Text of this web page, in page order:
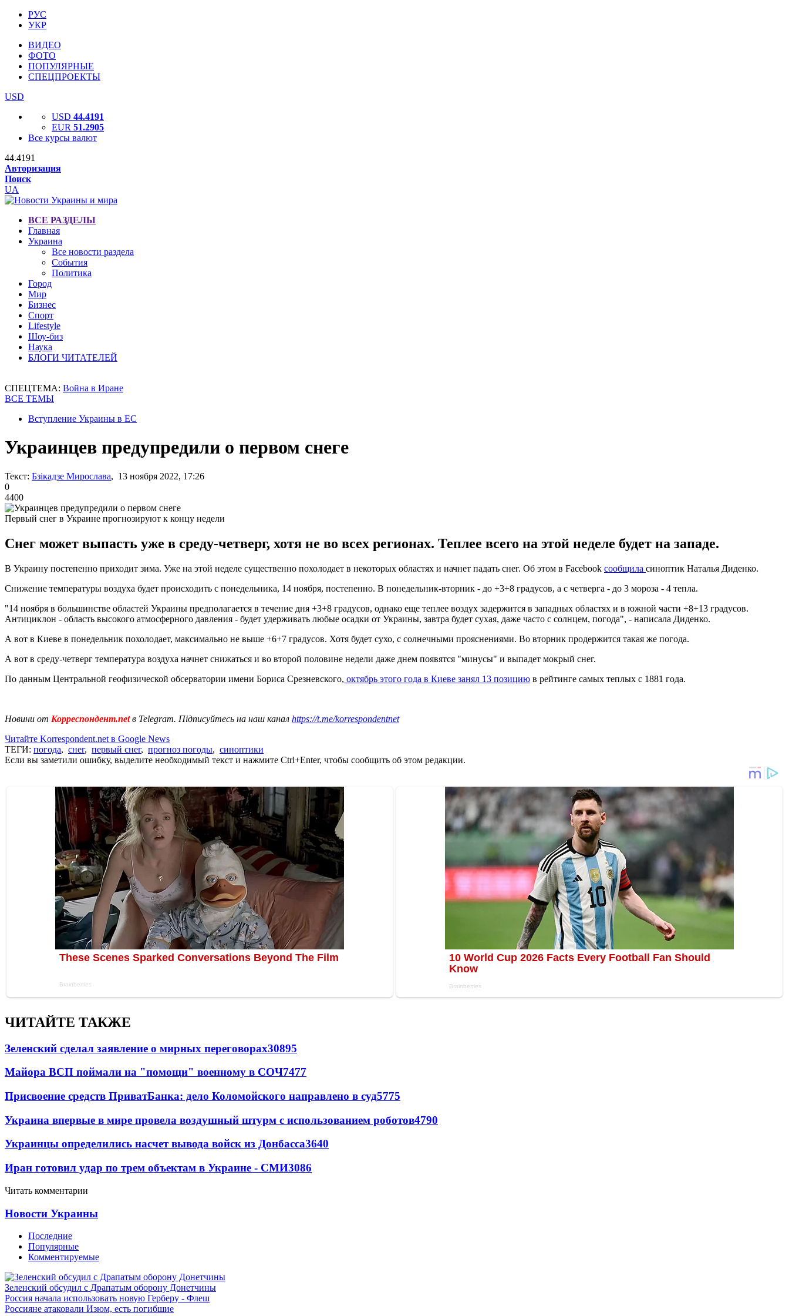
РУС
УКР
ВИДЕО
ФОТО
ПОПУЛЯРНЫЕ
СПЕЦПРОЕКТЫ
USD
USD 44.4191
EUR 51.2905
Все курсы валют
44.4191
Авторизация
Поиск
UA
ВСЕ РАЗДЕЛЫ
Главная
Украина
Все новости раздела
События
Политика
Город
Мир
Бизнес
Спорт
Lifestyle
Шоу-биз
Наука
БЛОГИ ЧИТАТЕЛЕЙ
СПЕЦТЕМА: Война в Иране
ВСЕ ТЕМЫ
Вступление Украины в ЕС
Украинцев предупредили о первом снеге
Текст: Бзікадзе Мирослава, 13 ноября 2022, 17:26
0
4400
Первый снег в Украине прогнозируют к концу недели
Снег может выпасть уже в среду-четверг, хотя не во всех регионах. Теплее всего на этой неделе будет на западе.
В Украину постепенно приходит зима. Уже на этой неделе существенно похолодает в некоторых областях и начнет падать снег. Об этом в Facebook сообщила синоптик Наталья Диденко.
Снижение температуры воздуха будет происходить с понедельника, 14 ноября, постепенно. В понедельник-вторник - до +3+8 градусов, а с четверга - до 3 мороза - 4 тепла.
"14 ноября в большинстве областей Украины предполагается в течение дня +3+8 градусов, однако еще теплее воздух задержится в западных областях и в южной части +8+13 градусов.
Антициклон - область высокого атмосферного давления - будет удерживать любые осадки от Украины, завтра будет сухая, даже часто с солнцем, погода", - написала Диденко.
А вот в Киеве в понедельник похолодает, максимально не выше +6+7 градусов. Хотя будет сухо, с солнечными прояснениями. Во вторник продержится такая же погода.
А вот в среду-четверг температура воздуха начнет снижаться и во второй половине недели даже днем ​​появятся "минусы" и выпадет мокрый снег.
По данным Центральной геофизической обсерватории имени Бориса Срезневского, октябрь этого года в Киеве занял 13 позицию в рейтинге самых теплых с 1881 года.
Новини от Корреспондент.netв Telegram. Підписуйтесь на наш канал https://t.me/korrespondentnet
Читайте Korrespondent.net в Google News
ТЕГИ: погода, снег, первый снег, прогноз погоды, синоптики
Если вы заметили ошибку, выделите необходимый текст и нажмите Ctrl+Enter, чтобы сообщить об этом редакции.
ЧИТАЙТЕ ТАКЖЕ
Зеленский сделал заявление о мирных переговорах30895
Майора ВСП поймали на "помощи" военному в СОЧ7477
Присвоение средств ПриватБанка: дело Коломойского направлено в суд5775
Украина впервые в мире провела воздушный штурм с использованием роботов4790
Украинцы определились насчет вывода войск из Донбасса3640
Иран готовил удар по трем объектам в Украине - СМИ3086
Читать комментарии
Новости Украины
Последние
Популярные
Комментируемые
Зеленский обсудил с Драпатым оборону Донетчины
Россия начала использовать новую Герберу - Флеш
Россияне атаковали Изюм, есть погибшие